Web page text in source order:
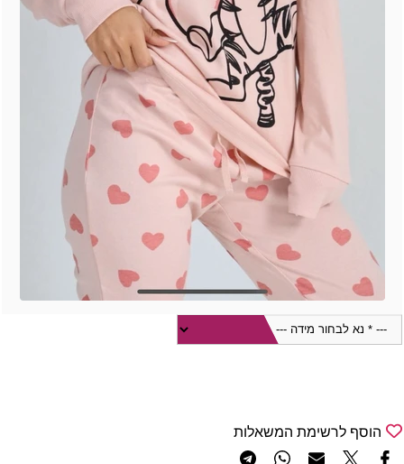
הוסף לרשימת המשאלות